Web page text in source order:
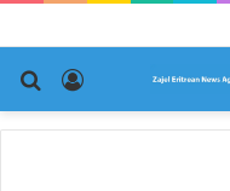
تسجيل
الدخول